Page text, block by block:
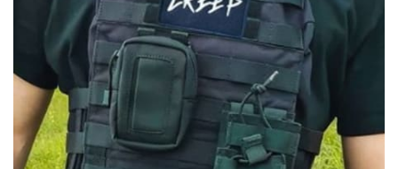
Sledujte nás